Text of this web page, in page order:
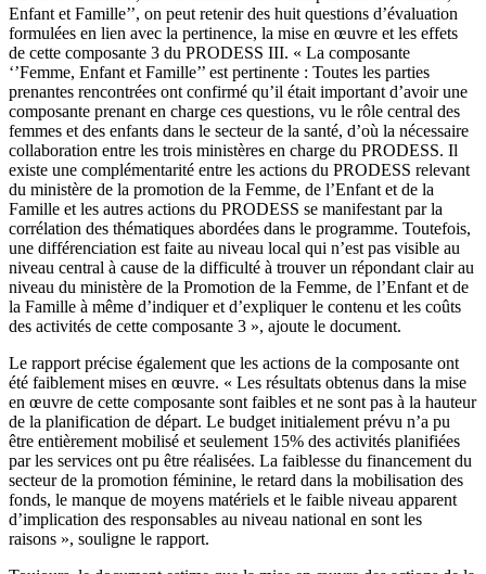
Enfant et Famille’’, on peut retenir des huit questions d’évaluation
formulées en lien avec la pertinence, la mise en œuvre et les effets
de cette composante 3 du PRODESS III. « La composante
‘’Femme, Enfant et Famille’’ est pertinente : Toutes les parties
prenantes rencontrées ont confirmé qu’il était important d’avoir une
composante prenant en charge ces questions, vu le rôle central des
femmes et des enfants dans le secteur de la santé, d’où la nécessaire
collaboration entre les trois ministères en charge du PRODESS. Il
existe une complémentarité entre les actions du PRODESS relevant
du ministère de la promotion de la Femme, de l’Enfant et de la
Famille et les autres actions du PRODESS se manifestant par la
corrélation des thématiques abordées dans le programme. Toutefois,
une différenciation est faite au niveau local qui n’est pas visible au
niveau central à cause de la difficulté à trouver un répondant clair au
niveau du ministère de la Promotion de la Femme, de l’Enfant et de
la Famille à même d’indiquer et d’expliquer le contenu et les coûts
des activités de cette composante 3 », ajoute le document.
Le rapport précise également que les actions de la composante ont
été faiblement mises en œuvre. « Les résultats obtenus dans la mise
en œuvre de cette composante sont faibles et ne sont pas à la hauteur
de la planification de départ. Le budget initialement prévu n’a pu
être entièrement mobilisé et seulement 15% des activités planifiées
par les services ont pu être réalisées. La faiblesse du financement du
secteur de la promotion féminine, le retard dans la mobilisation des
fonds, le manque de moyens matériels et le faible niveau apparent
d’implication des responsables au niveau national en sont les
raisons », souligne le rapport.